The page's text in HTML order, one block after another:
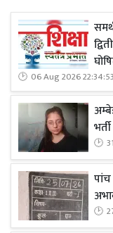
06 Aug 2026 22:34:53